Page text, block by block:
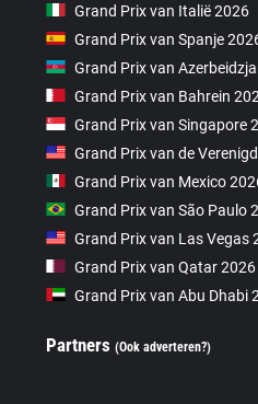
Grand Prix van Italië 2026
Grand Prix van Spanje
Grand Prix van
Grand Prix van Bahrein
Grand Prix van Singapore
Grand Prix van de
Grand Prix van Mexico
Grand Prix van São Paulo
Grand Prix van Las Vegas
Grand Prix van Qatar 2026
Grand Prix van Abu Dhabi
Partners(Ook adverteren?)